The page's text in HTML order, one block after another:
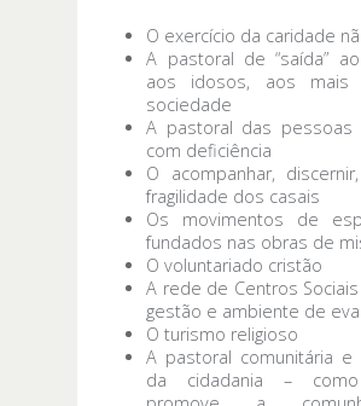
O exercício da caridade
A pastoral de “saída”
aos idosos, aos mais
sociedade
A pastoral das pessoas
com deficiência
O acompanhar,
fragilidade dos casais
Os movimentos de
fundados nas obras de
O voluntariado cristão
A rede de Centros
gestão e ambiente de
O turismo religioso
A pastoral comunitária e
da cidadania –